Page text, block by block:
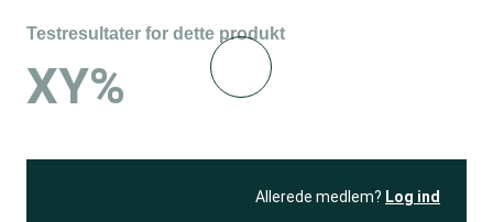
Testresultater for dette produkt
XY%
Allerede medlem? Log ind